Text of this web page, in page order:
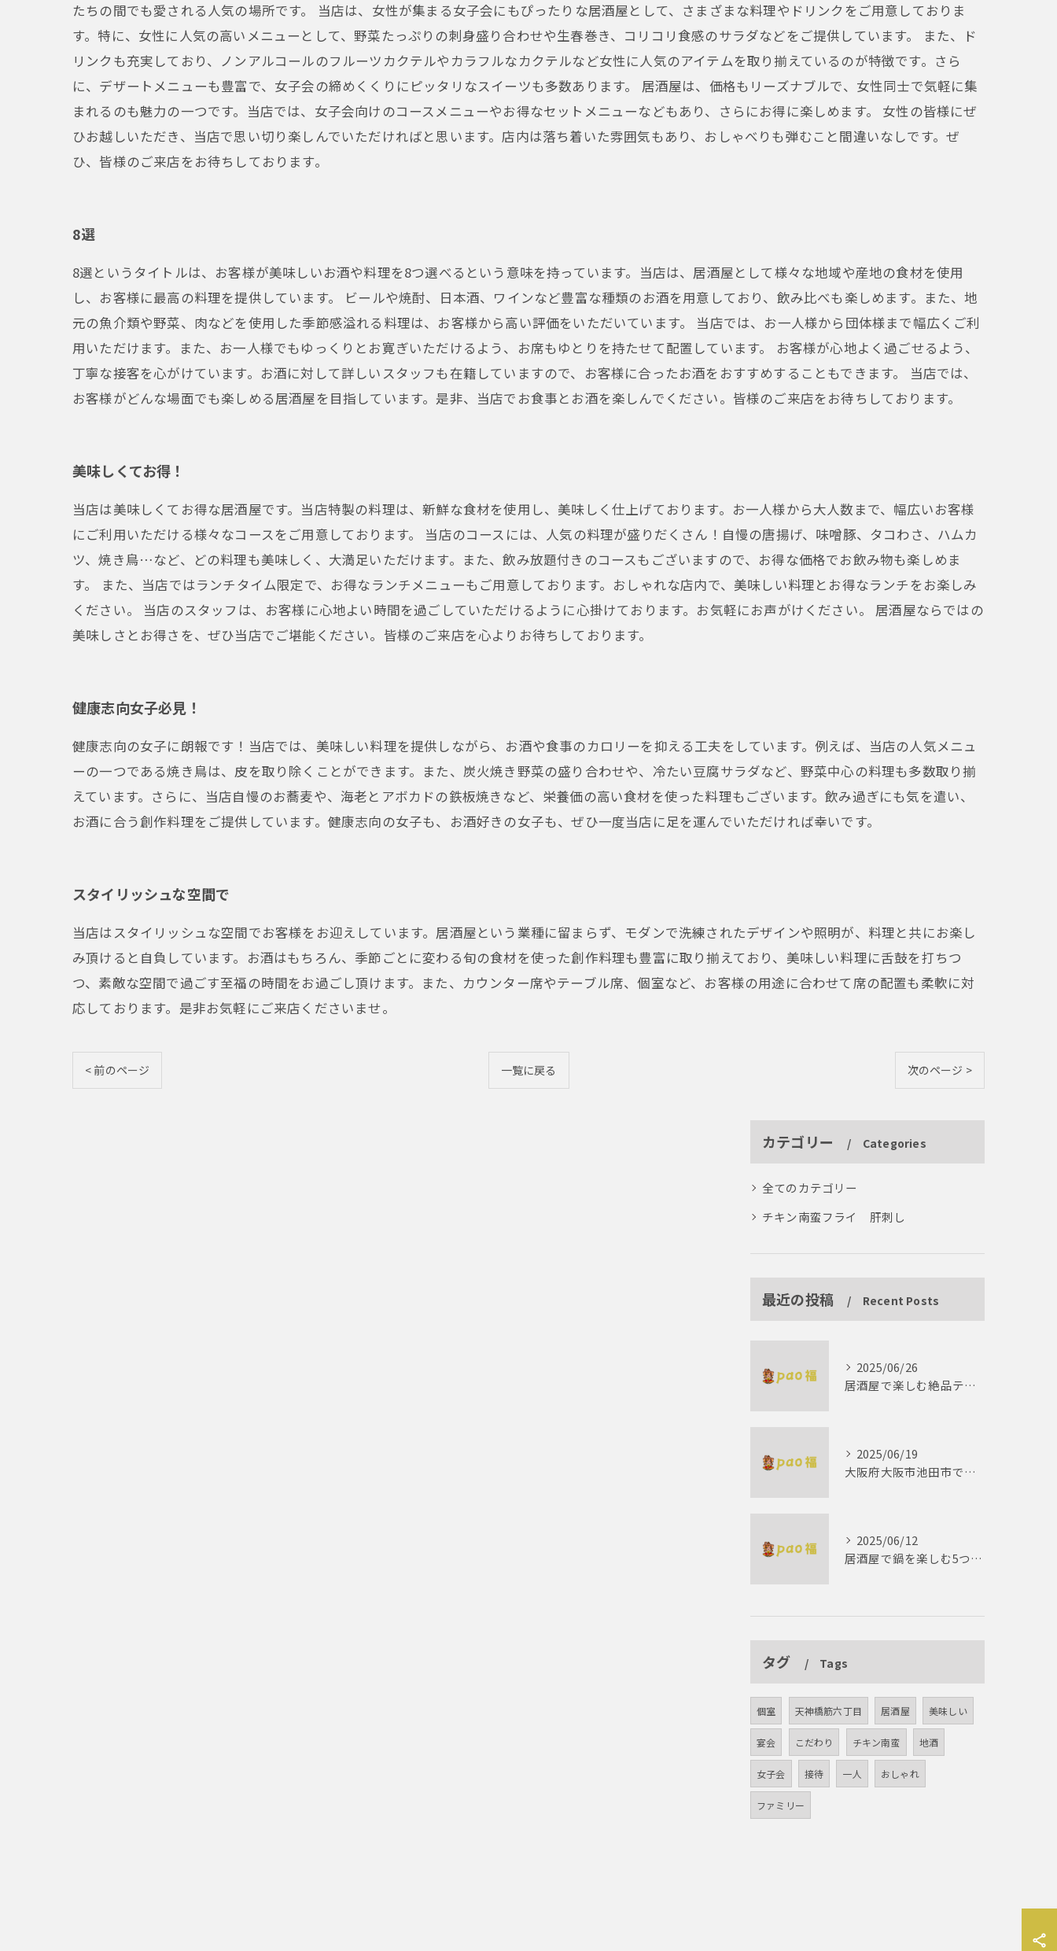
たちの間でも愛される人気の場所です。 当店は、女性が集まる女子会にもぴったりな居酒屋として、さまざまな料理やドリンクをご用意しておりま
す。特に、女性に人気の高いメニューとして、野菜たっぷりの刺身盛り合わせや生春巻き、コリコリ食感のサラダなどをご提供しています。 また、ド
リンクも充実しており、ノンアルコールのフルーツカクテルやカラフルなカクテルなど女性に人気のアイテムを取り揃えているのが特徴です。さら
に、デザートメニューも豊富で、女子会の締めくくりにピッタリなスイーツも多数あります。 居酒屋は、価格もリーズナブルで、女性同士で気軽に集
まれるのも魅力の一つです。当店では、女子会向けのコースメニューやお得なセットメニューなどもあり、さらにお得に楽しめます。 女性の皆様にぜ
ひお越しいただき、当店で思い切り楽しんでいただければと思います。店内は落ち着いた雰囲気もあり、おしゃべりも弾むこと間違いなしです。ぜ
ひ、皆様のご来店をお待ちしております。
8選
8選というタイトルは、お客様が美味しいお酒や料理を8つ選べるという意味を持っています。当店は、居酒屋として様々な地域や産地の食材を使用
し、お客様に最高の料理を提供しています。 ビールや焼酎、日本酒、ワインなど豊富な種類のお酒を用意しており、飲み比べも楽しめます。また、地
元の魚介類や野菜、肉などを使用した季節感溢れる料理は、お客様から高い評価をいただいています。 当店では、お一人様から団体様まで幅広くご利
用いただけます。また、お一人様でもゆっくりとお寛ぎいただけるよう、お席もゆとりを持たせて配置しています。 お客様が心地よく過ごせるよう、
丁寧な接客を心がけています。お酒に対して詳しいスタッフも在籍していますので、お客様に合ったお酒をおすすめすることもできます。 当店では、
お客様がどんな場面でも楽しめる居酒屋を目指しています。是非、当店でお食事とお酒を楽しんでください。皆様のご来店をお待ちしております。
美味しくてお得！
当店は美味しくてお得な居酒屋です。当店特製の料理は、新鮮な食材を使用し、美味しく仕上げております。お一人様から大人数まで、幅広いお客様
にご利用いただける様々なコースをご用意しております。 当店のコースには、人気の料理が盛りだくさん！自慢の唐揚げ、味噌豚、タコわさ、ハムカ
ツ、焼き鳥…など、どの料理も美味しく、大満足いただけます。また、飲み放題付きのコースもございますので、お得な価格でお飲み物も楽しめま
す。 また、当店ではランチタイム限定で、お得なランチメニューもご用意しております。おしゃれな店内で、美味しい料理とお得なランチをお楽しみ
ください。 当店のスタッフは、お客様に心地よい時間を過ごしていただけるように心掛けております。お気軽にお声がけください。 居酒屋ならではの
美味しさとお得さを、ぜひ当店でご堪能ください。皆様のご来店を心よりお待ちしております。
健康志向女子必見！
健康志向の女子に朗報です！当店では、美味しい料理を提供しながら、お酒や食事のカロリーを抑える工夫をしています。例えば、当店の人気メニュ
ーの一つである焼き鳥は、皮を取り除くことができます。また、炭火焼き野菜の盛り合わせや、冷たい豆腐サラダなど、野菜中心の料理も多数取り揃
えています。さらに、当店自慢のお蕎麦や、海老とアボカドの鉄板焼きなど、栄養価の高い食材を使った料理もございます。飲み過ぎにも気を遣い、
お酒に合う創作料理をご提供しています。健康志向の女子も、お酒好きの女子も、ぜひ一度当店に足を運んでいただければ幸いです。
スタイリッシュな空間で
当店はスタイリッシュな空間でお客様をお迎えしています。居酒屋という業種に留まらず、モダンで洗練されたデザインや照明が、料理と共にお楽し
み頂けると自負しています。お酒はもちろん、季節ごとに変わる旬の食材を使った創作料理も豊富に取り揃えており、美味しい料理に舌鼓を打ちつ
つ、素敵な空間で過ごす至福の時間をお過ごし頂けます。また、カウンター席やテーブル席、個室など、お客様の用途に合わせて席の配置も柔軟に対
応しております。是非お気軽にご来店くださいませ。
< 前のページ 一覧に戻る 次のページ >
カテゴリー Categories
全てのカテゴリー
チキン南蛮フライ 肝刺し
最近の投稿 Recent Posts
2025/06/26
居酒屋で楽しむ絶品テリーヌの世界
2025/06/19
大阪府大阪市池田市で楽しむしゃぶしゃぶの魅力とは？
2025/06/12
居酒屋で鍋を楽しむ5つの理由 ゆったりとした時間を
タグ Tags
個室 天神橋筋六丁目 居酒屋 美味しい
宴会 こだわり チキン南蛮 地酒
女子会 接待 一人 おしゃれ
ファミリー